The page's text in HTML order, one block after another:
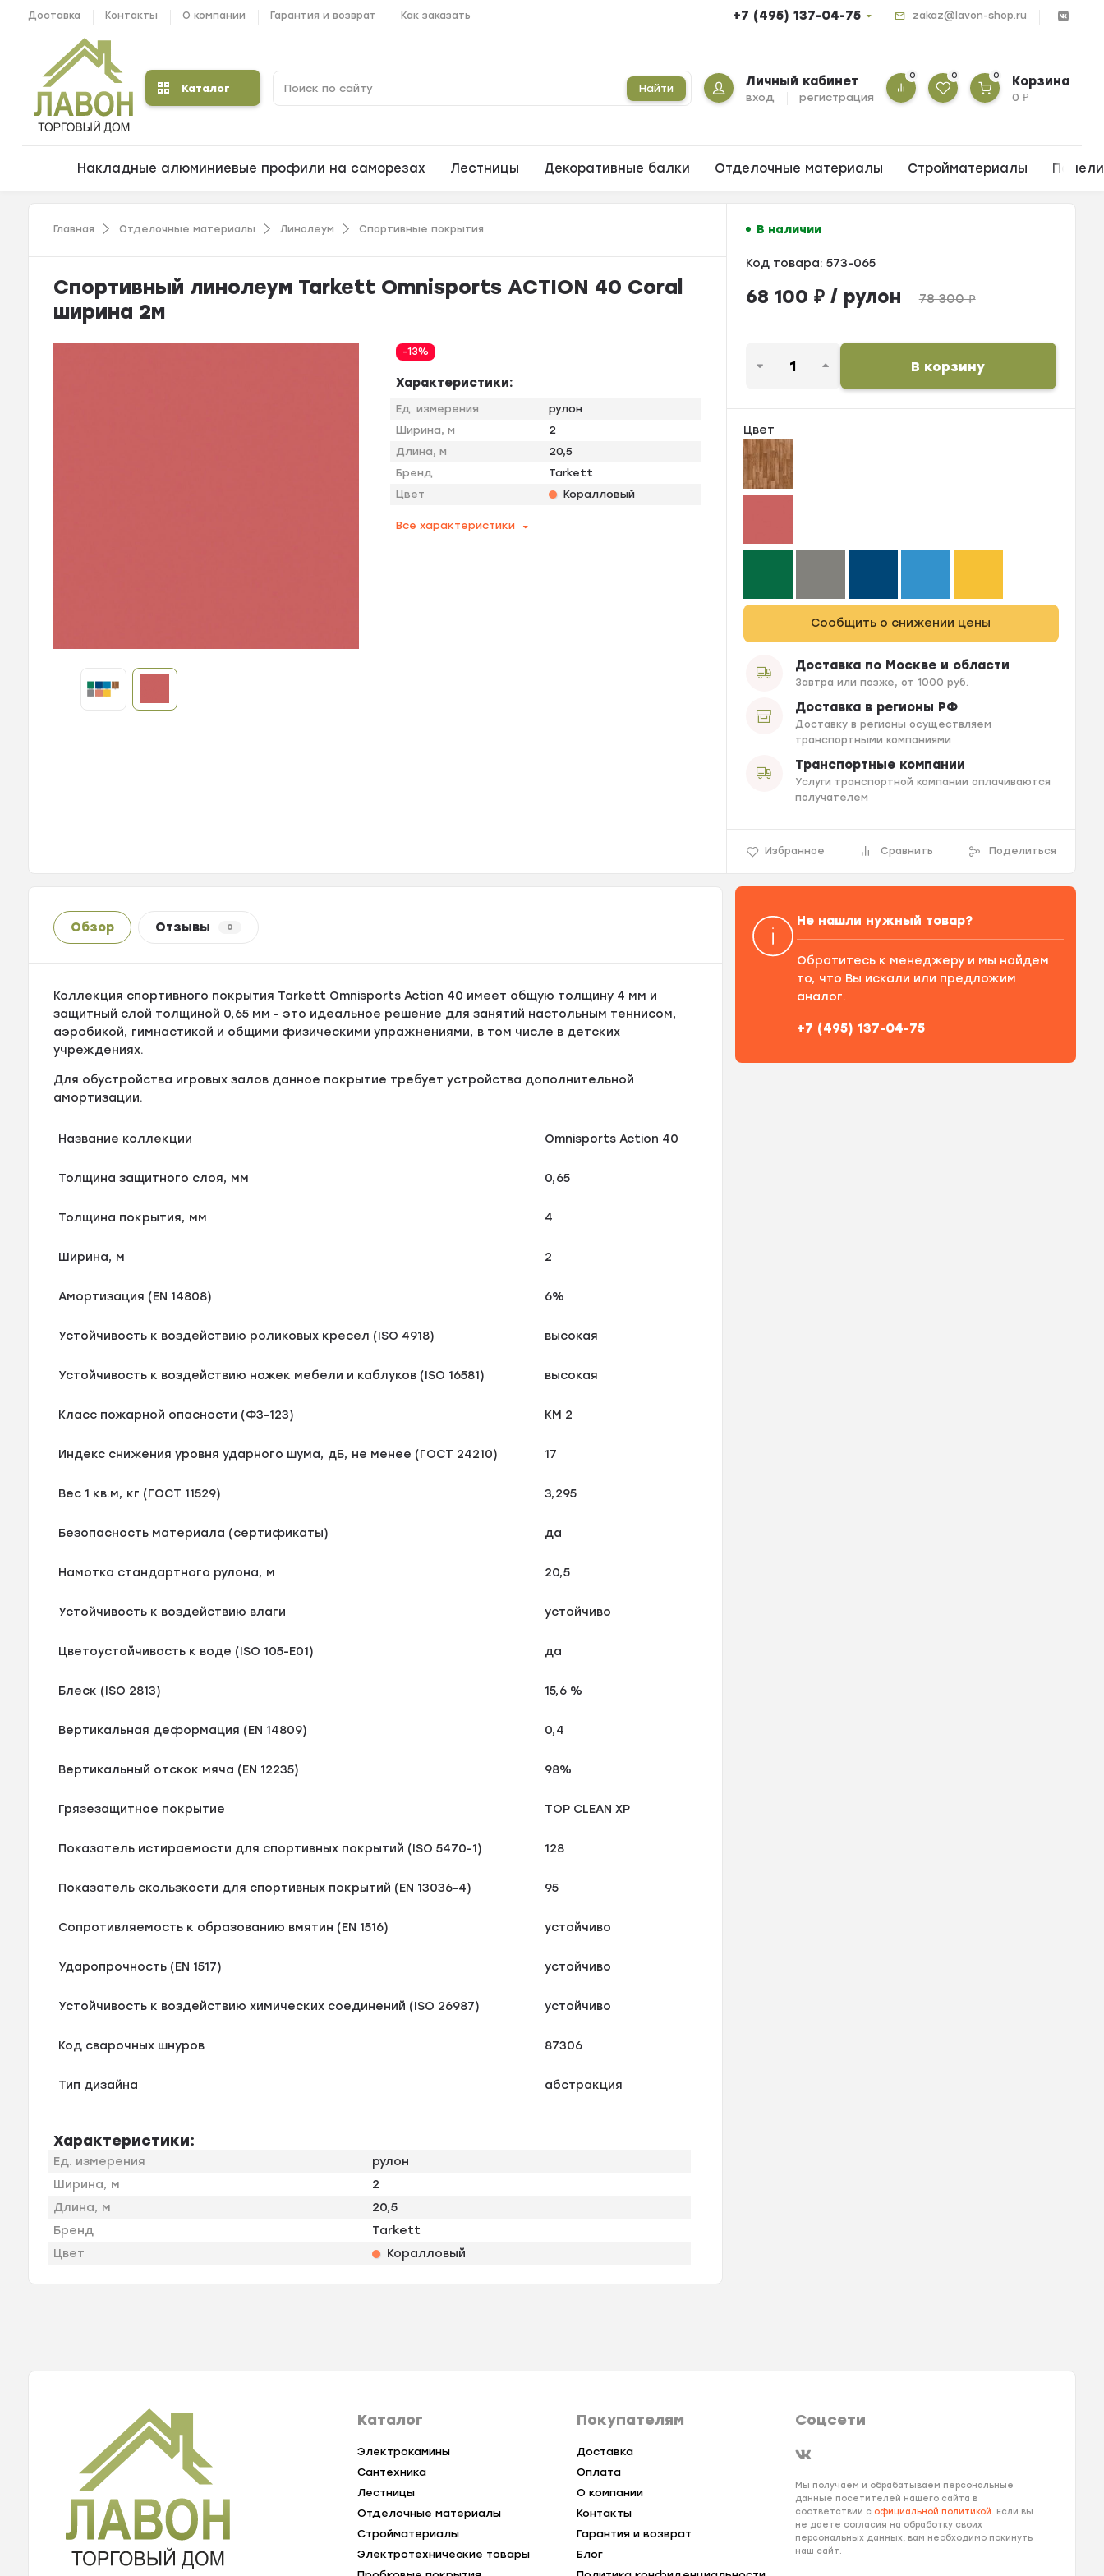
Доставка Контакты О компании Гарантия и возврат Как заказать +7 (495) 137-04-75 zakaz@lavon-shop.ru
Каталог Найти Личный кабинет
вход регистрация
0 0 0 Корзина
0₽
Накладные алюминиевые профили на саморезах Лестницы Декоративные балки Отделочные материалы Стройматериалы
Главная Отделочные материалы Линолеум Спортивные покрытия
Спортивный линолеум Tarkett Omnisports ACTION 40 Coral
ширина 2м
-13%
Характеристики:
Ед. измерения
рулон
Ширина, м
2
Длина, м
20,5
Бренд
Tarkett
Цвет
Коралловый
Все характеристики
В наличии
Код товара: 573-065
68 100 ₽/ рулон 78 300₽
В корзину
Цвет
Сообщить о снижении цены
Доставка по Москве и области
Завтра или позже, от 1000 руб.
Доставка в регионы РФ
Доставку в регионы осуществляем
транспортными компаниями
Транспортные компании
Услуги транспортной компании оплачиваются
получателем
Избранное Сравнить Поделиться
Обзор Отзывы 0
Коллекция спортивного покрытия Tarkett Omnisports Action 40 имеет общую толщину 4 мм и
защитный слой толщиной 0,65 мм - это идеальное решение для занятий настольным теннисом,
аэробикой, гимнастикой и общими физическими упражнениями, в том числе в детских
учреждениях.
Для обустройства игровых залов данное покрытие требует устройства дополнительной
амортизации.
Название коллекции Omnisports Action 40
Толщина защитного слоя, мм 0,65
Толщина покрытия, мм 4
Ширина, м 2
Амортизация (EN 14808) 6%
Устойчивость к воздействию роликовых кресел (ISO 4918) высокая
Устойчивость к воздействию ножек мебели и каблуков (ISO 16581) высокая
Класс пожарной опасности (ФЗ-123) КМ 2
Индекс снижения уровня ударного шума, дБ, не менее (ГОСТ 24210) 17
Вес 1 кв.м, кг (ГОСТ 11529) 3,295
Безопасность материала (сертификаты) да
Намотка стандартного рулона, м 20,5
Устойчивость к воздействию влаги устойчиво
Цветоустойчивость к воде (ISO 105-E01) да
Блеск (ISO 2813) 15,6 %
Вертикальная деформация (EN 14809) 0,4
Вертикальный отскок мяча (EN 12235) 98%
Грязезащитное покрытие TOP CLEAN XP
Показатель истираемости для спортивных покрытий (ISO 5470-1) 128
Показатель скользкости для спортивных покрытий (EN 13036-4) 95
Сопротивляемость к образованию вмятин (EN 1516) устойчиво
Ударопрочность (EN 1517) устойчиво
Устойчивость к воздействию химических соединений (ISO 26987) устойчиво
Код сварочных шнуров 87306
Тип дизайна абстракция
Характеристики:
Ед. измерения
рулон
Ширина, м
2
Длина, м
20,5
Бренд
Tarkett
Цвет
Коралловый
Не нашли нужный товар?
Обратитесь к менеджеру и мы найдем
то, что Вы искали или предложим
аналог.
+7 (495) 137-04-75
Каталог
Электрокамины
Сантехника
Лестницы
Отделочные материалы
Стройматериалы
Электротехнические товары
Покупателям
Доставка
Оплата
О компании
Контакты
Гарантия и возврат
Блог
Соцсети
Мы получаем и обрабатываем персональные
данные посетителей нашего сайта в
соответствии с официальной политикой. Если вы
не даете согласия на обработку своих
персональных данных, вам необходимо покинуть
наш сайт.